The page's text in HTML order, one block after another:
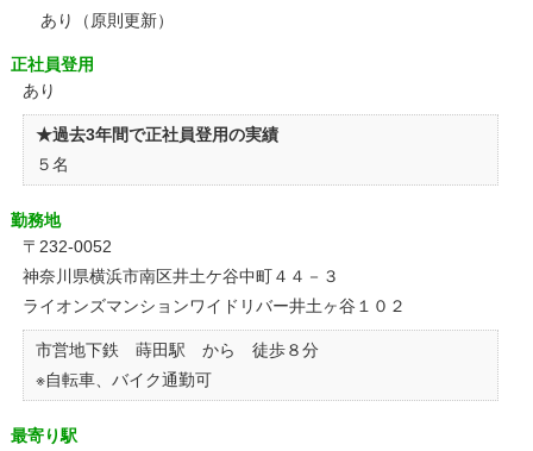
あり（原則更新）
正社員登用
あり
★過去3年間で正社員登用の実績
５名
勤務地
〒232-0052
神奈川県横浜市南区井土ケ谷中町４４－３
ライオンズマンションワイドリバー井土ヶ谷１０２
市営地下鉄 蒔田駅 から 徒歩８分
※自転車、バイク通勤可
最寄り駅